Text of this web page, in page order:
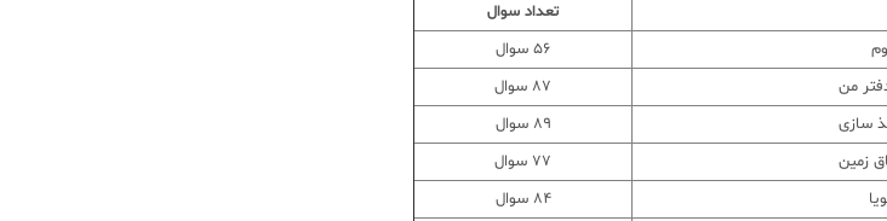
تعداد سوال
56 سوال
87 سوال
89 سوال
77 سوال
84 سوال